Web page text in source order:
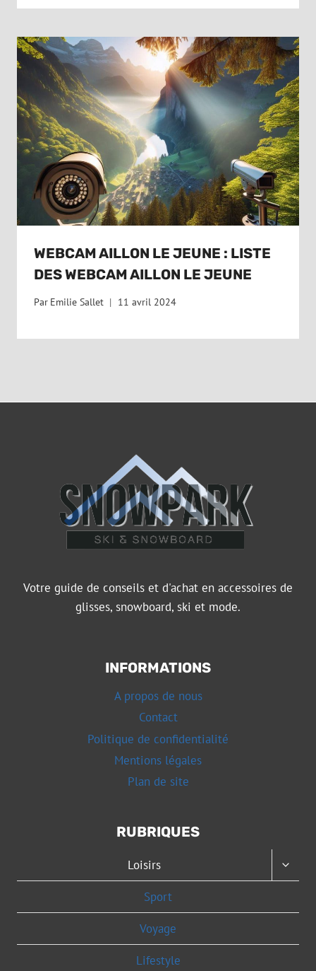
WEBCAM AILLON LE JEUNE : LISTE
DES WEBCAM AILLON LE JEUNE
Par Emilie Sallet 11 avril 2024
Votre guide de conseils et d'achat en accessoires de
glisses, snowboard, ski et mode.
INFORMATIONS
A propos de nous
Contact
Politique de confidentialité
Mentions légales
Plan de site
RUBRIQUES
Loisirs
Sport
Voyage
Lifestyle